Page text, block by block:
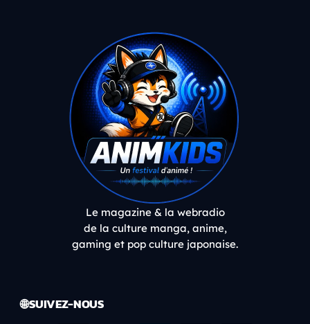
Le magazine & la webradio
de la culture manga, anime,
gaming et pop culture japonaise.
🌐 SUIVEZ-NOUS